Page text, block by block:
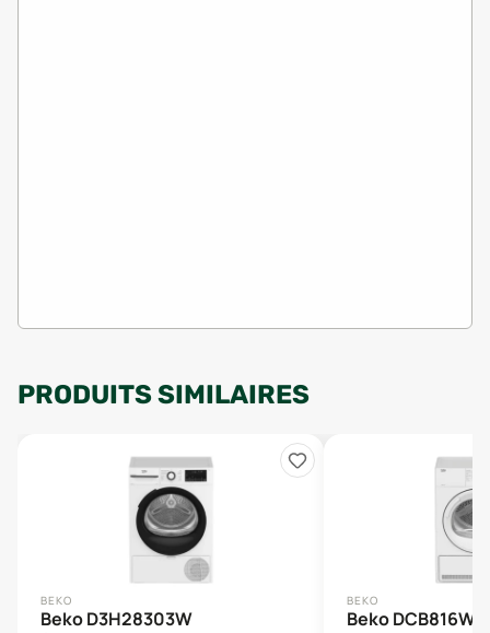
PRODUITS SIMILAIRES
BEKO
Beko D3H28303W
BEKO
Beko DCB816W